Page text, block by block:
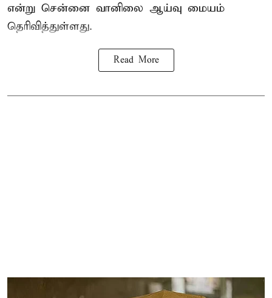
என்று சென்னை வானிலை ஆய்வு மையம்
தெரிவித்துள்ளது.
Read More